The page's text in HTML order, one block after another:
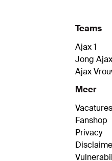
Teams
Ajax 1
Jong Ajax
Ajax
Meer
Vacatures
Fanshop
Privacy